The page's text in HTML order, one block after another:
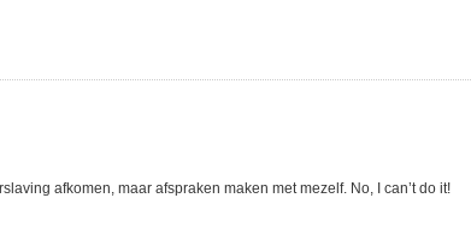
afkomen, maar afspraken maken met mezelf. No, I can’t do it!